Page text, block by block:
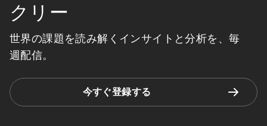
クリー
世界の課題を読み解くインサイトと分析を、毎
週配信。
今すぐ登録する